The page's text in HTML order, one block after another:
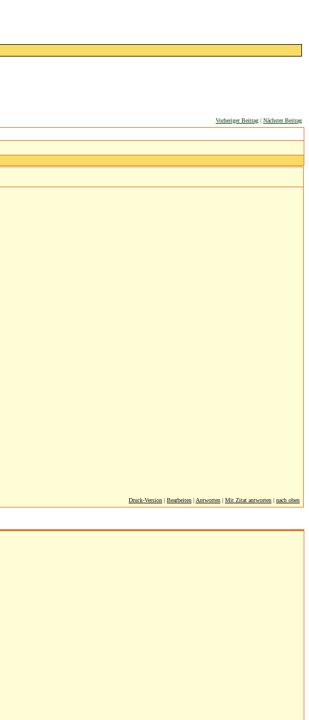
Vorheriger Beitrag | Nächster Beitrag
Druck-Version | Bearbeiten | Antworten | Mit Zitat antworten | nach oben